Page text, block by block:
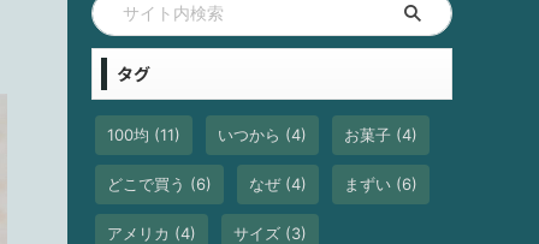
タグ
100均 (11) いつから (4) お菓子 (4)
どこで買う (6) なぜ(4) まずい (6)
アメリカ (4) サイズ (3)